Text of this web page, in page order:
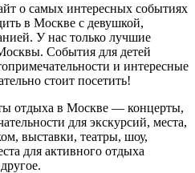
о самых интересных событиях
в Москве с девушкой,
У нас только лучшие
События для детей
и интересные
стоит посетить!
отдыха в Москве — концерты,
для экскурсий, места,
выставки, театры, шоу,
для активного отдыха